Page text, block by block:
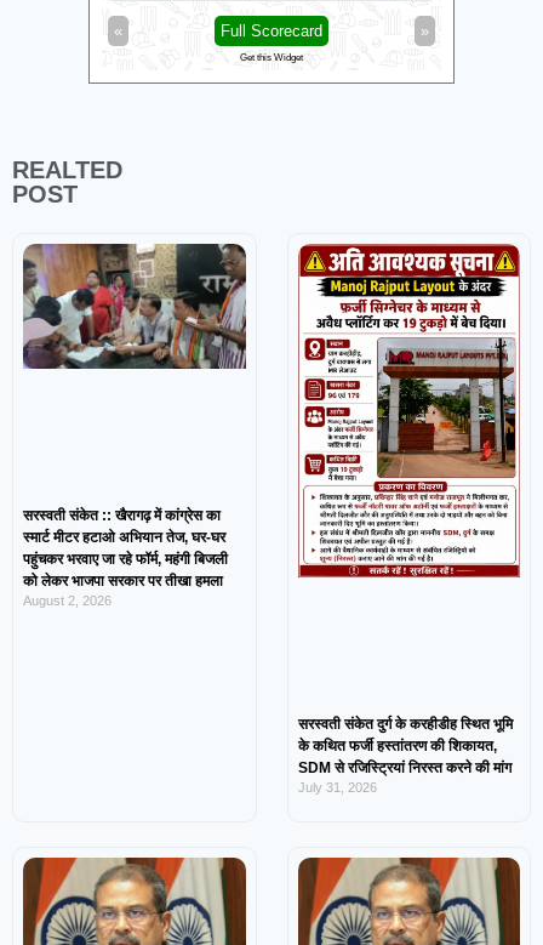
« »
Full Scorecard
Get this Widget
REALTED
POST
सरस्वती संकेत :: खैरागढ़ में कांग्रेस का
स्मार्ट मीटर हटाओ अभियान तेज, घर-घर
पहुंचकर भरवाए जा रहे फॉर्म, महंगी बिजली
को लेकर भाजपा सरकार पर तीखा हमला
August 2, 2026
सरस्वती संकेत दुर्ग के करहीडीह स्थित भूमि
के कथित फर्जी हस्तांतरण की शिकायत,
SDM से रजिस्ट्रियां निरस्त करने की मांग
July 31, 2026